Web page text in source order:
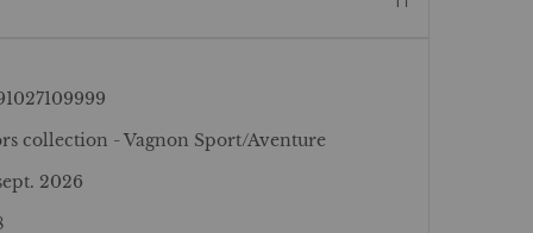
collection - Vagnon Sport/Aventure
2026